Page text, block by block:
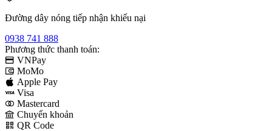
Đường dây nóng tiếp nhận khiếu nại
0938 741 888
Phương thức thanh toán:
VNPay
MoMo
Apple Pay
Visa
Mastercard
Chuyển khoản
QR Code